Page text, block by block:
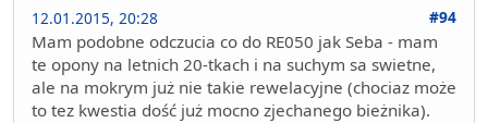
12.01.2015, 20:28
#94
Mam podobne odczucia co do RE050 jak Seba - mam
te opony na letnich 20-tkach i na suchym sa swietne,
ale na mokrym już nie takie rewelacyjne (chociaz może
to tez kwestia dość już mocno zjechanego bieżnika).